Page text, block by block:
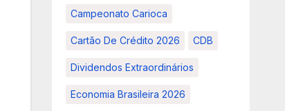
Campeonato Carioca
Cartão De Crédito 2026 CDB
Dividendos Extraordinários
Economia Brasileira 2026